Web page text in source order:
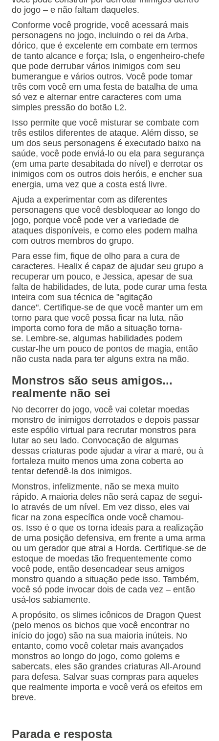
do jogo – e não faltam daqueles.
Conforme você progride, você acessará mais
personagens no jogo, incluindo o rei da Arba,
dórico, que é excelente em combate em termos
de tanto alcance e força; Isla, o engenheiro-chefe
que pode derrubar vários inimigos com seu
bumerangue e vários outros. Você pode tomar
três com você em uma festa de batalha de uma
só vez e alternar entre caracteres com uma
simples pressão do botão L2.
Isso permite que você misturar se combate com
três estilos diferentes de ataque. Além disso, se
um dos seus personagens é executado baixo na
saúde, você pode enviá-lo ou ela para segurança
(em uma parte desabitada do nível) e derrotar os
inimigos com os outros dois heróis, e encher sua
energia, uma vez que a costa está livre.
Ajuda a experimentar com as diferentes
personagens que você desbloquear ao longo do
jogo, porque você pode ver a variedade de
ataques disponíveis, e como eles podem malha
com outros membros do grupo.
Para esse fim, fique de olho para a cura de
caracteres. Healix é capaz de ajudar seu grupo a
recuperar um pouco, e Jessica, apesar de sua
falta de habilidades, de luta, pode curar uma festa
inteira com sua técnica de "agitação
dance". Certifique-se de que você manter um em
torno para que você possa ficar na luta, não
importa como fora de mão a situação torna-
se. Lembre-se, algumas habilidades podem
custar-lhe um pouco de pontos de magia, então
não custa nada para ter alguns extra na mão.
Monstros são seus amigos...
realmente não sei
No decorrer do jogo, você vai coletar moedas
monstro de inimigos derrotados e depois passar
este espólio virtual para recrutar monstros para
lutar ao seu lado. Convocação de algumas
dessas criaturas pode ajudar a virar a maré, ou à
fortaleza muito menos uma zona coberta ao
tentar defendê-la dos inimigos.
Monstros, infelizmente, não se mexa muito
rápido. A maioria deles não será capaz de segui-
lo através de um nível. Em vez disso, eles vai
ficar na zona específica onde você chamou-
os. Isso é o que os torna ideais para a realização
de uma posição defensiva, em frente a uma arma
ou um gerador que atrai a Horda. Certifique-se de
estoque de moedas tão frequentemente como
você pode, então desencadear seus amigos
monstro quando a situação pede isso. Também,
você só pode invocar dois de cada vez – então
usá-los sabiamente.
A propósito, os slimes icônicos de Dragon Quest
(pelo menos os bichos que você encontrar no
início do jogo) são na sua maioria inúteis. No
entanto, como você coletar mais avançados
monstros ao longo do jogo, como golems e
sabercats, eles são grandes criaturas All-Around
para defesa. Salvar suas compras para aqueles
que realmente importa e você verá os efeitos em
breve.
Parada e resposta